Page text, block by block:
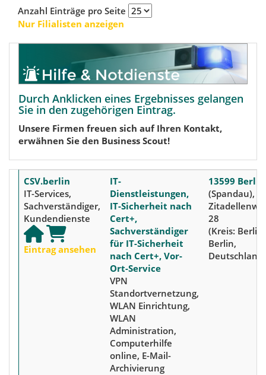
Anzahl Einträge pro Seite
Nur Filialisten anzeigen
Durch Anklicken eines Ergebnisses gelangen
Sie in den zugehörigen Eintrag.
Unsere Firmen freuen sich auf Ihren Kontakt,
erwähnen Sie den Business Scout!
CSV.berlin
IT-Services,
Sachverständiger,
Kundendienste
Eintrag ansehen
IT-
Dienstleistungen,
IT-Sicherheit nach
Cert+,
Sachverständiger
für IT-Sicherheit
nach Cert+, Vor-
Ort-Service
VPN
Standortvernetzung,
WLAN Einrichtung,
WLAN
Administration,
Computerhilfe
online, E-Mail-
Archivierung
13599 Berlin
(Spandau),
28
(Kreis: Berlin)
Berlin,
Deutschland